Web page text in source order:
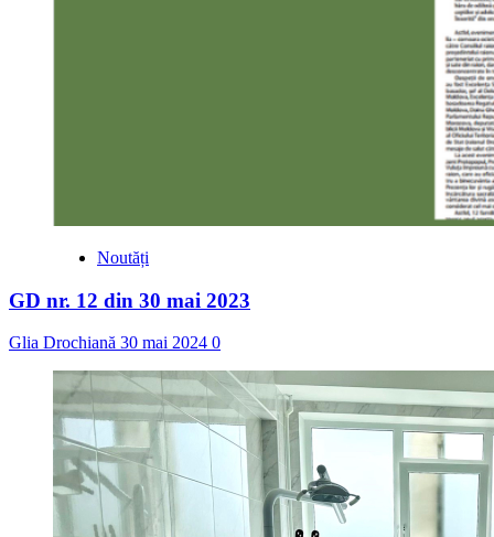
Noutăți
GD nr. 12 din 30 mai 2023
Glia Drochiană 30 mai 2024 0